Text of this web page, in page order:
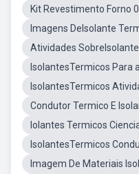
Kit Revestimento Forno
Imagens DeIsolante
Atividades
IsolantesTermicos Para
IsolantesTermicos
Condutor Termico E
Iolantes Termicos
IsolantesTermicos
Imagem De Materiais